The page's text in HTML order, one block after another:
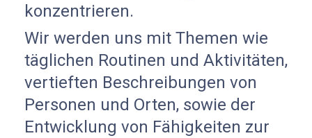
konzentrieren.
Wir werden uns mit Themen wie
täglichen Routinen und Aktivitäten,
vertieften Beschreibungen von
Personen und Orten, sowie der
Entwicklung von Fähigkeiten zur